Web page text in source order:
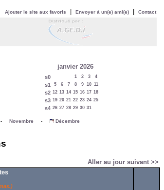
Ajouter le site aux favoris Envoyer à un(e) ami(e) Contact
janvier 2026
s0 1 2 3 4
s1 5 6 7 8 9 10 11
s2 12 13 14 15 16 17 18
s3 19 20 21 22 23 24 25
s4 26 27 28 29 30 31
Novembre - Décembre
Aller au jour suivant >>